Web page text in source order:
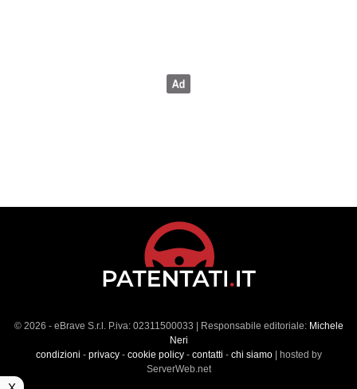
© 2026 - eBrave S.r.l. P.iva: 02311500033 | Responsabile editoriale: Michele
Neri
condizioni - privacy- cookie policy- contatti - chi siamo| hosted by
ServerWeb.net